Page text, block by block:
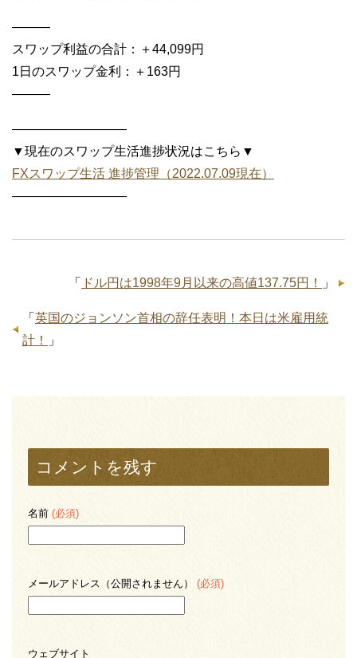
———
スワップ利益の合計：＋44,099円
1日のスワップ金利：＋163円
———
—————————
▼現在のスワップ生活進捗状況はこちら▼
FXスワップ生活 進捗管理（2022.07.09現在）
—————————
「 ドル円は1998年9月以来の高値137.75円！ 」
「 英国のジョンソン首相の辞任表明！本日は米雇用統
計！
」
コメントを残す
名前 (必須)
メールアドレス（公開されません） (必須)
ウェブサイト